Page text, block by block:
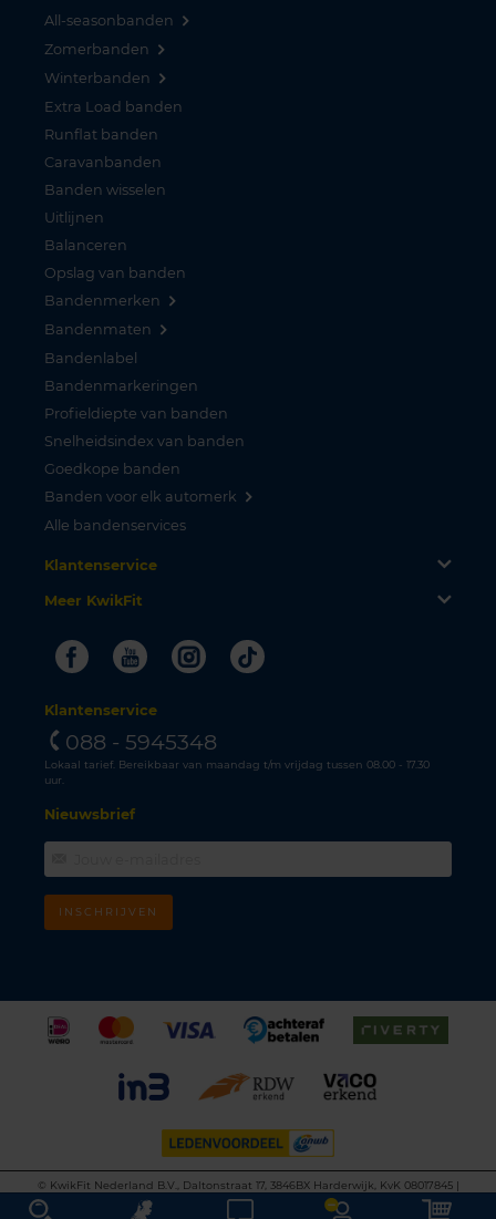
All-seasonbanden
Zomerbanden
Winterbanden
Extra Load banden
Runflat banden
Caravanbanden
Banden wisselen
Uitlijnen
Balanceren
Opslag van banden
Bandenmerken
Bandenmaten
Bandenlabel
Bandenmarkeringen
Profieldiepte van banden
Snelheidsindex van banden
Goedkope banden
Banden voor elk automerk
Alle bandenservices
Klantenservice
Meer KwikFit
FacebookYoutubeInstagram
Tiktok
Klantenservice
088 - 5945348
Lokaal tarief. Bereikbaar van maandag t/m vrijdag tussen 08.00 - 17.30
uur.
Nieuwsbrief
INSCHRIJVEN
©
KwikFit Nederland B.V., Daltonstraat 17, 3846BX Harderwijk, KvK 08017845 |
Algemene voorwaarden
Privacyverklaring Cookiebeleid
Disclaimer
This site is protected by reCAPTCHA and the Google
Privacy Policy Terms of